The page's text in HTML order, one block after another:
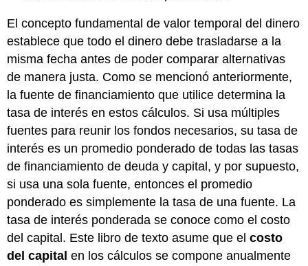
El concepto fundamental de valor temporal del dinero
establece que todo el dinero debe trasladarse a la
misma fecha antes de poder comparar alternativas
de manera justa. Como se mencionó anteriormente,
la fuente de financiamiento que utilice determina la
tasa de interés en estos cálculos. Si usa múltiples
fuentes para reunir los fondos necesarios, su tasa de
interés es un promedio ponderado de todas las tasas
de financiamiento de deuda y capital, y por supuesto,
si usa una sola fuente, entonces el promedio
ponderado es simplemente la tasa de una fuente. La
tasa de interés ponderada se conoce como el costo
del capital. Este libro de texto asume que elcosto
del capital en los cálculos se compone anualmente